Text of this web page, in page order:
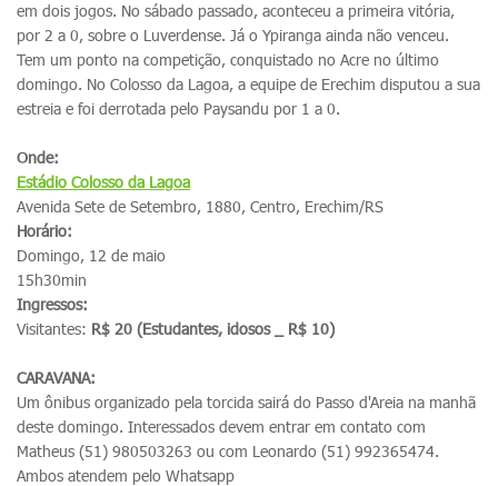
em dois jogos. No sábado passado, aconteceu a primeira vitória,
por 2 a 0, sobre o Luverdense. Já o Ypiranga ainda não venceu.
Tem um ponto na competição, conquistado no Acre no último
domingo. No Colosso da Lagoa, a equipe de Erechim disputou a sua
estreia e foi derrotada pelo Paysandu por 1 a 0.
Onde:
Estádio Colosso da Lagoa
Avenida Sete de Setembro, 1880, Centro, Erechim/RS
Horário:
Domingo, 12 de maio
15h30min
Ingressos:
Visitantes: R$ 20 (Estudantes, idosos _ R$ 10)
CARAVANA:
Um ônibus organizado pela torcida sairá do Passo d'Areia na manhã
deste domingo. Interessados devem entrar em contato com
Matheus (51) 980503263 ou com Leonardo (51) 992365474.
Ambos atendem pelo Whatsapp